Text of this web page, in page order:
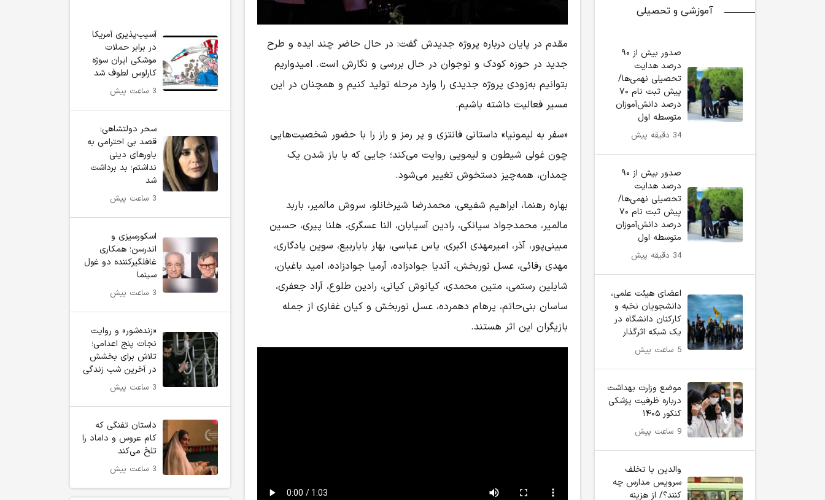
آموزشی و تحصیلی
صدور بیش از ۹۰
درصد هدایت
تحصیلی نهمی‌ها/
پیش ثبت نام ۷۰
درصد دانش‌آموزان
متوسطه اول
34 دقیقه پیش
صدور بیش از ۹۰
درصد هدایت
تحصیلی نهمی‌ها/
پیش ثبت نام ۷۰
درصد دانش‌آموزان
متوسطه اول
34 دقیقه پیش
اعضای هیئت علمی،
دانشجویان نخبه و
کارکنان دانشگاه در
یک شبکه‌ اثرگذار
5 ساعت پیش
موضع وزارت بهداشت
درباره ظرفیت پزشکی
کنکور ۱۴۰۵
9 ساعت پیش
والدین با تخلف
سرویس مدارس چه
کنند؟/ از هزینه
مقدم در پایان درباره پروژه جدیدش گفت: در حال حاضر چند ایده و طرح
جدید در حوزه کودک و نوجوان در حال بررسی و نگارش است. امیدواریم
بتوانیم به‌زودی پروژه جدیدی را وارد مرحله تولید کنیم و همچنان در این
مسیر فعالیت داشته باشیم.
«سفر به لیمونیا» داستانی فانتزی و پر رمز و راز را با حضور شخصیت‌هایی
چون غولی شیطون و لیمویی روایت می‌کند؛ جایی که با باز شدن یک
چمدان، همه‌چیز دستخوش تغییر می‌شود.
بهاره رهنما، ابراهیم شفیعی، محمدرضا شیرخانلو، سروش مالمیر، باربد
مالمیر، محمدجواد سیانکی، رادین آسیابان، النا عسگری، هلنا پیری، حسین
مبینی‌پور، آذر، امیرمهدی اکبری، یاس عباسی، بهار باباربیع، سوین یادگاری،
مهدی رفائی، عسل نوربخش، آندیا جوادزاده، آرمیا جوادزاده، امید باغبان،
شایلین رستمی، متین محمدی، کیانوش کیانی، رادین طلوع، آراد جعفری،
ساسان بنی‌حاتم، پرهام دهمرده، عسل نوربخش و کیان غفاری از جمله
بازیگران این اثر هستند.
آسیب‌پذیری آمریکا
در برابر حملات
موشکی ایران سوژه
کارلوس لطوف شد
3 ساعت پیش
سحر دولتشاهی:
قصد بی احترامی به
باورهای دینی
نداشتم؛ بد برداشت
شد
3 ساعت پیش
اسکورسیزی و
اندرسن؛ همکاری
غافلگیرکننده دو غول
سینما
3 ساعت پیش
«زنده‌شور» و روایت
نجات پنج اعدامی؛
تلاش برای بخشش
در آخرین شب زندگی
3 ساعت پیش
داستان تفنگی که
کام عروس و داماد را
تلخ می‌کند
3 ساعت پیش